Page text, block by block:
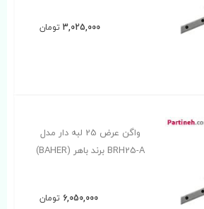
3,025,000 تومان
واگن عرض 25 لبه دار مدل
BRH25-A برند باهر (BAHER)
6,050,000 تومان